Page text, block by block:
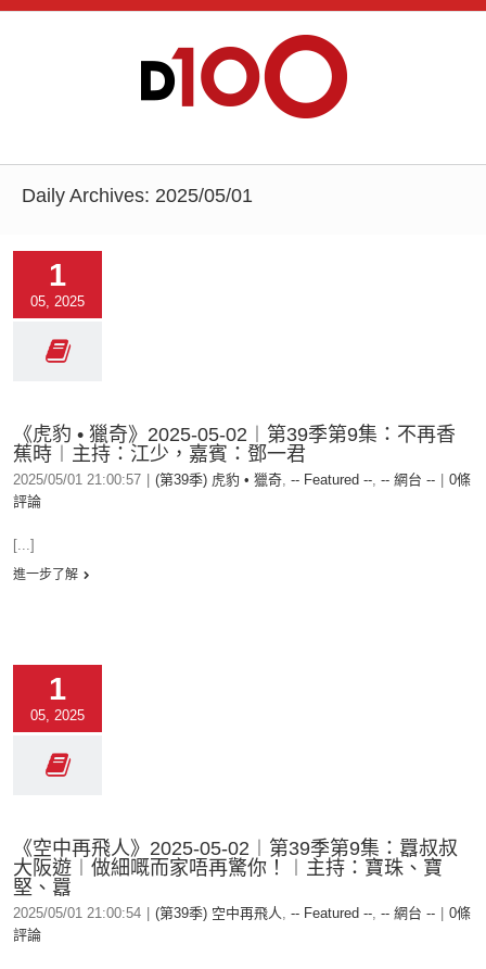
Daily Archives: 2025/05/01
1
05, 2025
《虎豹 • 獵奇》2025-05-02︱第39季第9集：不再香
蕉時︱主持：江少，嘉賓：鄧一君
2025/05/01 21:00:57 (第39季) 虎豹 • 獵奇, -- Featured --, -- 網台 --
0條
評論
[...]
進一步了解
1
05, 2025
《空中再飛人》2025-05-02︱第39季第9集：囂叔叔
大阪遊︱做細嘅而家唔再驚你！︱主持：寶珠、寶
堅、囂
2025/05/01 21:00:54 (第39季) 空中再飛人, -- Featured --, -- 網台 --
0條
評論